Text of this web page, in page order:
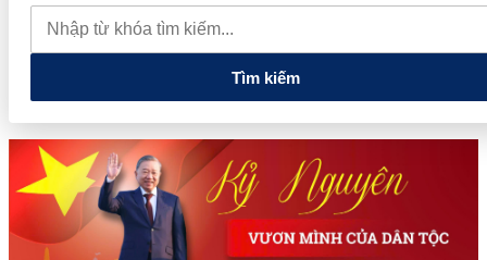
lao dốc mất mốc 100.000 đồng/kg
Chính phủ kiến tạo hệ sinh
thái phát triển, nâng tầm kinh tế tư nhân
Tìm kiếm